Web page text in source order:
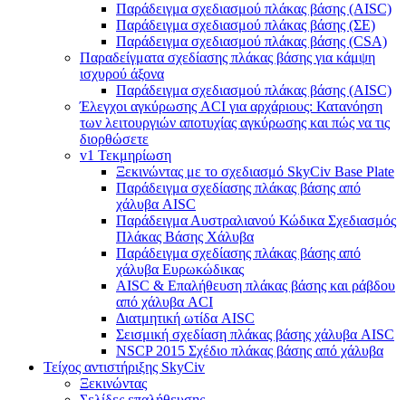
Παράδειγμα σχεδιασμού πλάκας βάσης (AISC)
Παράδειγμα σχεδιασμού πλάκας βάσης (ΣΕ)
Παράδειγμα σχεδιασμού πλάκας βάσης (CSA)
Παραδείγματα σχεδίασης πλάκας βάσης για κάμψη
ισχυρού άξονα
Παράδειγμα σχεδιασμού πλάκας βάσης (AISC)
Έλεγχοι αγκύρωσης ACI για αρχάριους: Κατανόηση
των λειτουργιών αποτυχίας αγκύρωσης και πώς να τις
διορθώσετε
v1 Τεκμηρίωση
Ξεκινώντας με το σχεδιασμό SkyCiv Base Plate
Παράδειγμα σχεδίασης πλάκας βάσης από
χάλυβα AISC
Παράδειγμα Αυστραλιανού Κώδικα Σχεδιασμός
Πλάκας Βάσης Χάλυβα
Παράδειγμα σχεδίασης πλάκας βάσης από
χάλυβα Ευρωκώδικας
AISC & Επαλήθευση πλάκας βάσης και ράβδου
από χάλυβα ACI
Διατμητική ωτίδα AISC
Σεισμική σχεδίαση πλάκας βάσης χάλυβα AISC
NSCP 2015 Σχέδιο πλάκας βάσης από χάλυβα
Τείχος αντιστήριξης SkyCiv
Ξεκινώντας